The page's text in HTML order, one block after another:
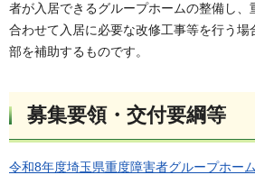
者が入居できるグループホームの整備し、
合わせて入居に必要な改修工事等を行う
部を補助するものです。
募集要領・交付要綱等
令和8年度埼玉県重度障害者グループホー